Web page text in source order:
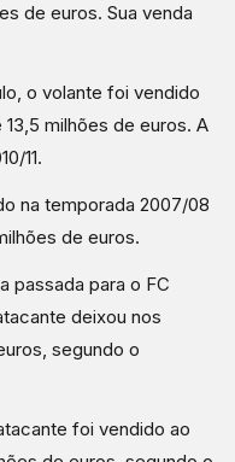
de euros. Sua venda
o volante foi vendido
milhões de euros. A
11.
na temporada 2007/08
de euros.
passada para o FC
deixou nos
segundo o
foi vendido ao